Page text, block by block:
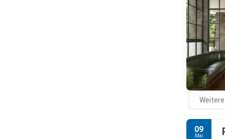
09
Mai